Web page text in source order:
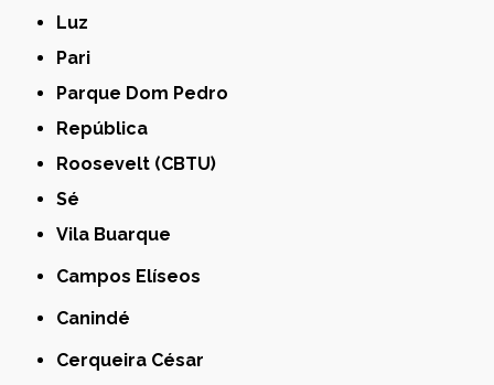
Luz
Pari
Parque Dom Pedro
República
Roosevelt (CBTU)
Sé
Vila Buarque
Campos Elíseos
Canindé
Cerqueira César